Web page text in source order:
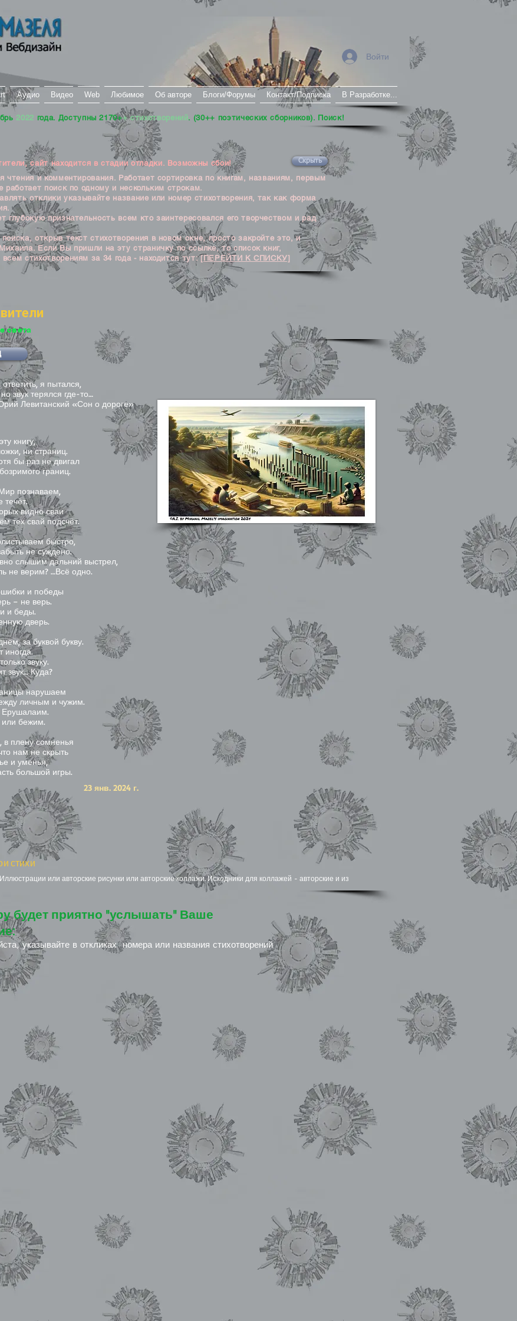
Аудио Видео Web Любимое Об авторе Блоги/Форумы Контакт/Подписка В Разработке...
Войти
2022 года. Доступны 2170++ стихотворений. (30++ поэтических сборников). Поиск!
сайт находится в стадии отладки. Возможны сбои! Скрыть
и комментирования. Работает сортировка по книгам, названиям, первым
поиск по одному и нескольким строкам.
отклики указывайте название или номер стихотворения, так как форма
признательность всем кто заинтересовался его творчеством и рад
открыв текст стихотворения в новом окне, просто закройте это, и
Если Вы пришли на эту страничку по ссылке, то список книг,
стихотворениям за 34 года - находится тут:[ПЕРЕЙТИ К СПИСКУ]
света
я пытался,
звук терялся где-то…
«Сон о дороге»
книгу,
ни страниц.
бы раз не двигал
границ.
познаваем,
течёт.
видно сваи
тех свай подсчёт.
быстро,
не суждено.
слышим дальний выстрел,
не верим? …Всё одно.
и победы
– не верь.
и беды.
дверь.
за буквой букву.
иногда.
звуку.
звук… Куда?
нарушаем
личным и чужим.
Ерушалаим.
бежим.
плену сомненья
нам не скрыть
и уменья,
большой игры.
23 янв. 2024 г.
стихи
или авторские рисунки или авторские коллажи. Исходники для коллажей - авторские и из
будет приятно "услышать" Ваше
указывайте в откликах номера или названия стихотворений